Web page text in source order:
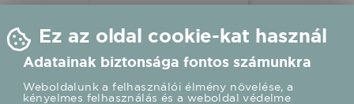
a könnyűzenei
oktatásról
A könnyűzenei oktatáshoz
aktuális témákról tart
Ez az oldal cookie-kat használ
Adatainak biztonsága fontos számunkra
Weboldalunk a felhasználói élmény növelése, a
kényelmes felhasználás és a weboldal védelme